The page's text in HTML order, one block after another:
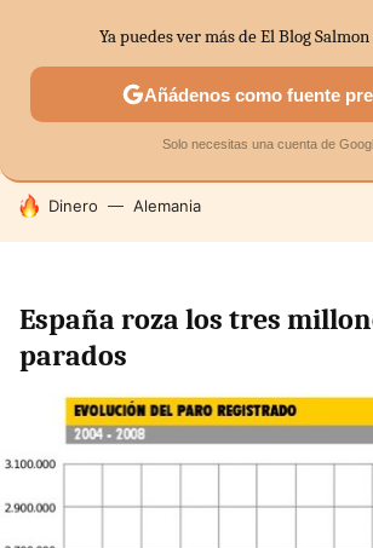
SECTORES ECONOMÍA DOMÉSTICA
HOY SE HABLA DE
Dinero Alemania
España roza los tres
parados
Ya puedes ver más de El Blog Salmon
Añádenos como fuente
Solo necesitas una cuenta de